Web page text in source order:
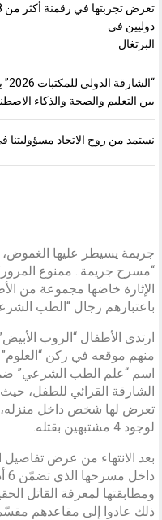
دوليين في
البرتغال
بين التعليم والصحة والذكاء
نستمد من روح الاتحاد مسؤوليتنا
جريمة يسيطر عليها
“مسرح جريمة.. ممنوع
الإثارة خاضها مجموعة من
باعتبارهم رجال “الطب
ارتدى الأطفال “الروب
منهم موقعه في ركن
الشارقة القرائي للطفل،
تعرض لها شخص داخل
لوجود 4 مشتبهين بقتله.
بعد الانتهاء من عرض تفاصيل
ومطابقتها لمعرفة القاتل